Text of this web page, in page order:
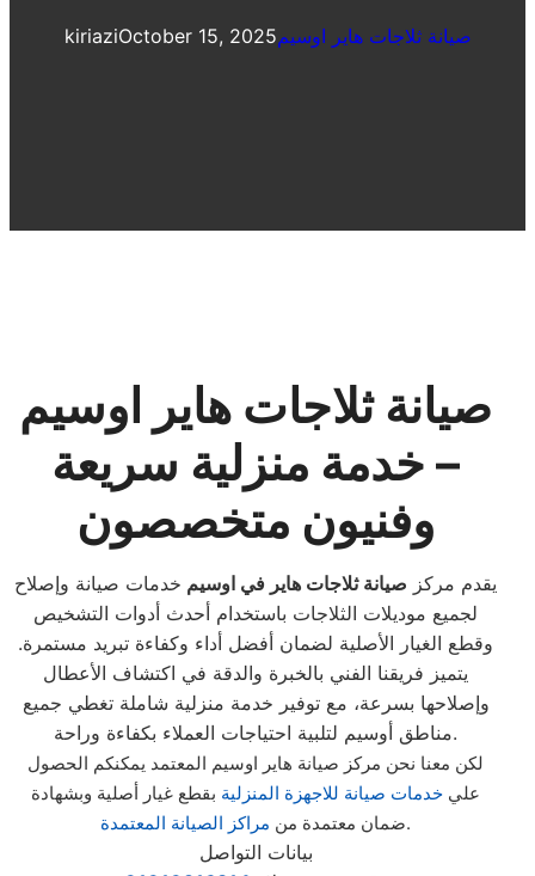
kiriaziOctober 15, 2025صيانة ثلاجات هاير اوسيم
صيانة ثلاجات هاير اوسيم
– خدمة منزلية سريعة
وفنيون متخصصون
يقدم مركز صيانة ثلاجات هاير في اوسيم خدمات صيانة وإصلاح
لجميع موديلات الثلاجات باستخدام أحدث أدوات التشخيص
وقطع الغيار الأصلية لضمان أفضل أداء وكفاءة تبريد مستمرة.
يتميز فريقنا الفني بالخبرة والدقة في اكتشاف الأعطال
وإصلاحها بسرعة، مع توفير خدمة منزلية شاملة تغطي جميع
مناطق أوسيم لتلبية احتياجات العملاء بكفاءة وراحة.
لكن معنا نحن مركز صيانة هاير اوسيم المعتمد يمكنكم الحصول
علي خدمات صيانة للاجهزة المنزلية بقطع غيار أصلية وبشهادة
ضمان معتمدة من مراكز الصيانة المعتمدة .
بيانات التواصل